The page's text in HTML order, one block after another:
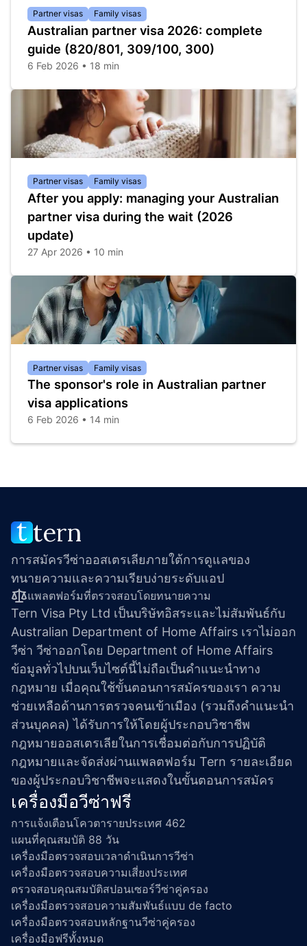
Partner visas Family visas
Australian partner visa 2026: complete
guide (820/801, 309/100, 300)
6 Feb 2026 • 18 min
Partner visas Family visas
After you apply: managing your Australian
partner visa during the wait (2026
update)
27 Apr 2026 • 10 min
Partner visas Family visas
The sponsor's role in Australian partner
visa applications
6 Feb 2026 • 14 min
tern
การสมัครวีซ่าออสเตรเลียภายใต้การดูแลของ
ทนายความและความเรียบง่ายระดับแอป
แพลตฟอร์มที่ตรวจสอบโดยทนายความ
Tern Visa Pty Ltd เป็นบริษัทอิสระและไม่สัมพันธ์กับ
Australian Department of Home Affairs เราไม่ออก
วีซ่า วีซ่าออกโดย Department of Home Affairs
ข้อมูลทั่วไปบนเว็บไซต์นี้ไม่ถือเป็นคำแนะนำทาง
กฎหมาย เมื่อคุณใช้ขั้นตอนการสมัครของเรา ความ
ช่วยเหลือด้านการตรวจคนเข้าเมือง (รวมถึงคำแนะนำ
ส่วนบุคคล) ได้รับการให้โดยผู้ประกอบวิชาชีพ
กฎหมายออสเตรเลียในการเชื่อมต่อกับการปฏิบัติ
กฎหมายและจัดส่งผ่านแพลตฟอร์ม Tern รายละเอียด
ของผู้ประกอบวิชาชีพจะแสดงในขั้นตอนการสมัคร
เครื่องมือวีซ่าฟรี
การแจ้งเตือนโควตารายประเทศ 462
แผนที่คุณสมบัติ 88 วัน
เครื่องมือตรวจสอบเวลาดำเนินการวีซ่า
เครื่องมือตรวจสอบความเสี่ยงประเทศ
ตรวจสอบคุณสมบัติสปอนเซอร์วีซ่าคู่ครอง
เครื่องมือตรวจสอบความสัมพันธ์แบบ de facto
เครื่องมือตรวจสอบหลักฐานวีซ่าคู่ครอง
เครื่องมือฟรีทั้งหมด